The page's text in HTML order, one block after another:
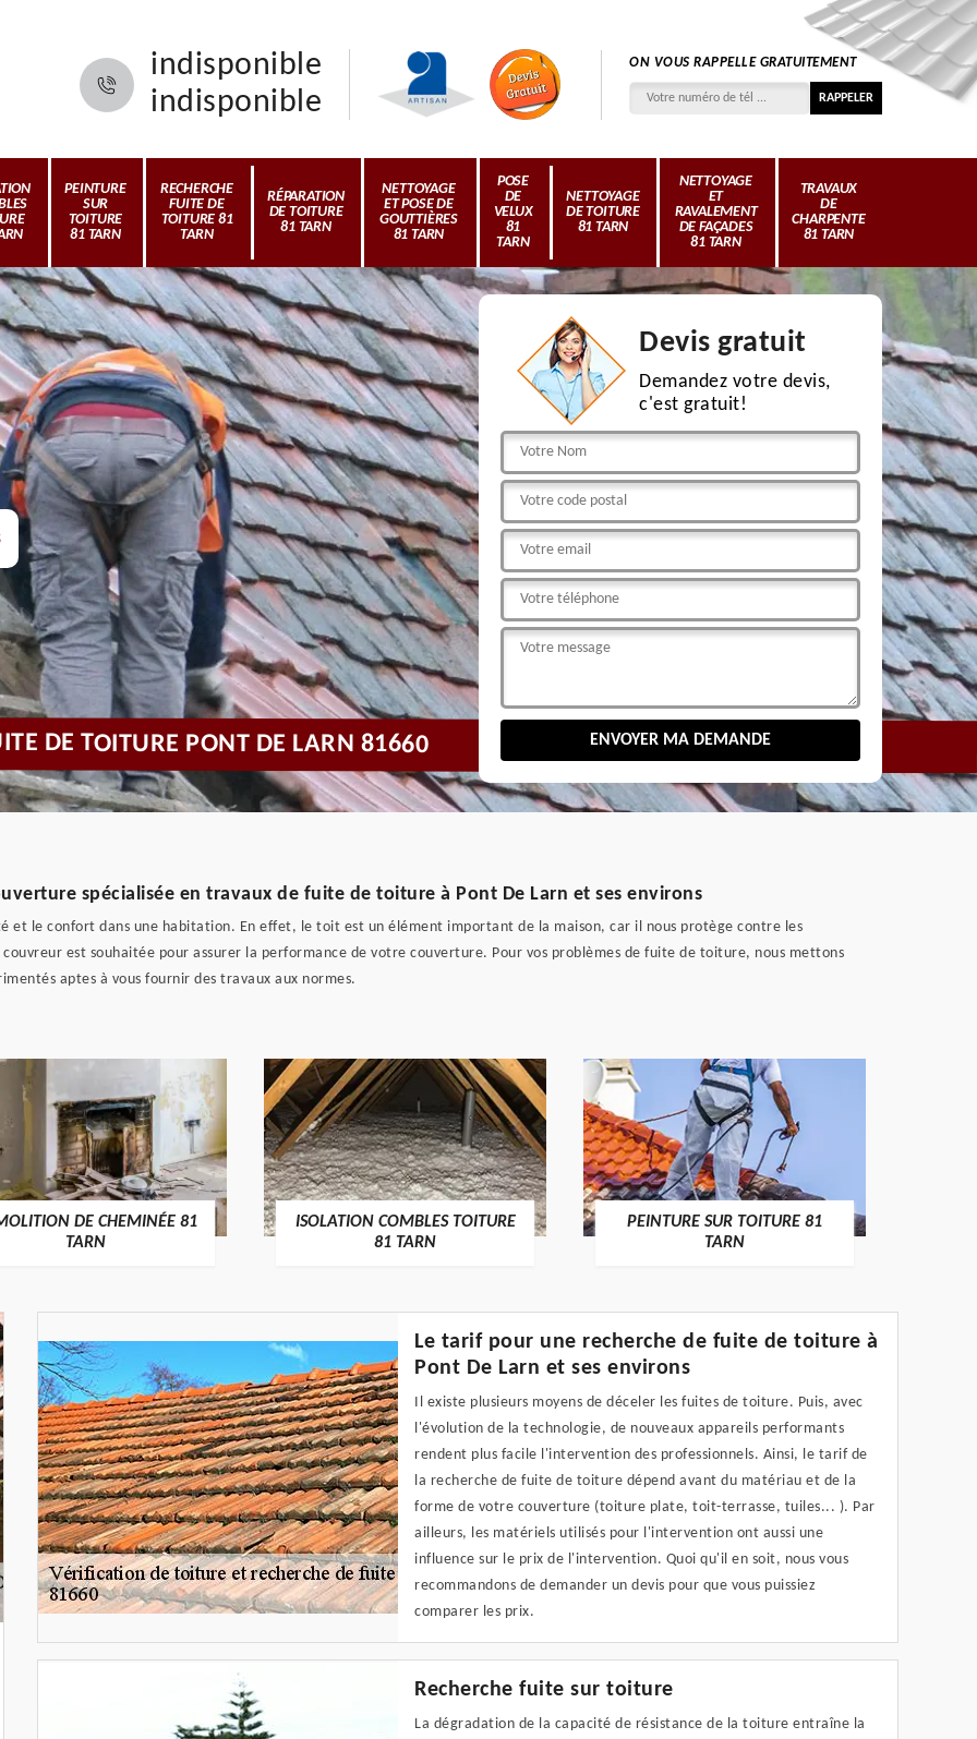
indisponible
indisponible
ON VOUS RAPPELLE GRATUITEMENT
PEINTURE
SUR
TOITURE
81 TARN
RECHERCHE
FUITE DE
TOITURE 81
TARN
RÉPARATION
DE TOITURE
81 TARN
NETTOYAGE
ET POSE DE
GOUTTIÈRES
81 TARN
POSE
DE
VELUX
81
TARN
NETTOYAGE
DE TOITURE
81 TARN
NETTOYAGE
ET
RAVALEMENT
DE FAÇADES
81 TARN
TRAVAUX
DE
CHARPENTE
81 TARN
Devis gratuit
Demandez votre devis,
c'est gratuit!
DE TOITURE PONT DE LARN 81660
spécialisée en travaux de fuite de toiture à Pont De Larn et ses environs
et le confort dans une habitation. En effet, le toit est un élément important de la maison, car il nous protège contre les
est souhaitée pour assurer la performance de votre couverture. Pour vos problèmes de fuite de toiture, nous mettons
aptes à vous fournir des travaux aux normes.
DE CHEMINÉE 81
TARN
ISOLATION COMBLES TOITURE
81 TARN
PEINTURE SUR TOITURE 81
TARN
Le tarif pour une recherche de fuite de toiture à
Pont De Larn et ses environs
Il existe plusieurs moyens de déceler les fuites de toiture. Puis, avec
l'évolution de la technologie, de nouveaux appareils performants
rendent plus facile l'intervention des professionnels. Ainsi, le tarif de
la recherche de fuite de toiture dépend avant du matériau et de la
forme de votre couverture (toiture plate, toit-terrasse, tuiles... ). Par
ailleurs, les matériels utilisés pour l'intervention ont aussi une
influence sur le prix de l'intervention. Quoi qu'il en soit, nous vous
recommandons de demander un devis pour que vous puissiez
comparer les prix.
Recherche fuite sur toiture
La dégradation de la capacité de résistance de la toiture entraîne la